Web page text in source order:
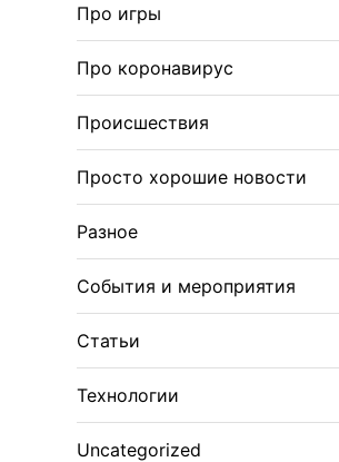
Про игры
Про коронавирус
Происшествия
Просто хорошие новости
Разное
События и мероприятия
Статьи
Технологии
Uncategorized